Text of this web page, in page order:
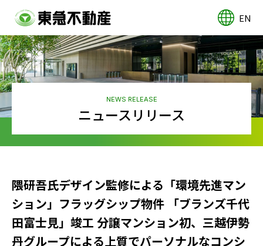
EN
NEWS RELEASE
ニュースリリース
隈研吾氏デザイン監修による「環境先進マン
ション」フラッグシップ物件 「ブランズ千代
田富士見」竣工 分譲マンション初、三越伊勢
丹グループによる上質でパーソナルなコンシ